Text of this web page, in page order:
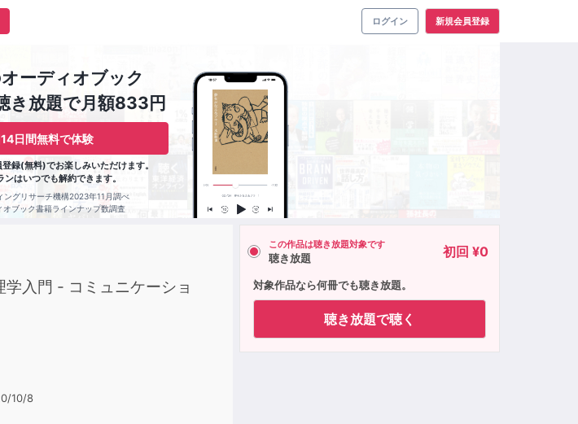
ログイン 新規会員登録
ーディオブック
き放題で月額833円
日間無料で体験
録(無料)でお楽しみいただけます。
ンはいつでも解約できます。
ングリサーチ機構2023年11月調べ
オブック書籍ラインナップ数調査
入門 - コミュニケーショ
10/8
この作品は聴き放題対象です
聴き放題 初回 ¥0
対象作品なら何冊でも聴き放題。
聴き放題で聴く